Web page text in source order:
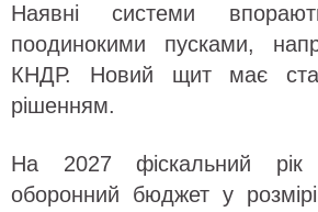
Наявні системи
поодинокими пусками,
КНДР. Новий щит має
рішенням.
На 2027 фіскальний рік
оборонний бюджет у